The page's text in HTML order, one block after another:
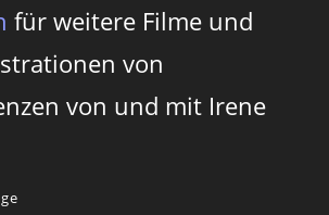
für weitere Filme und
von
von und mit Irene